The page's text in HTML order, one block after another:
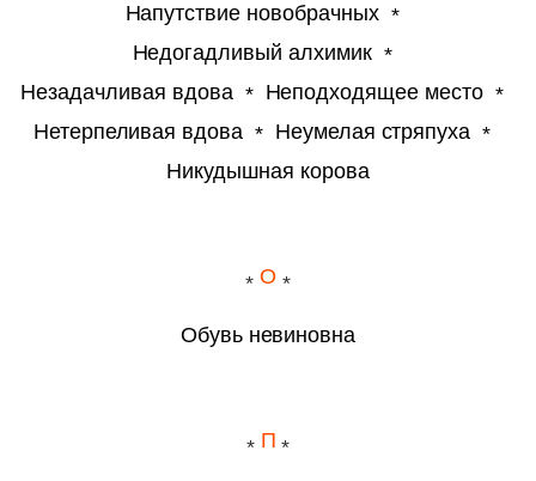
Напутствие новобрачных
Недогадливый алхимик
Незадачливая вдова
Неподходящее место
Нетерпеливая вдова
Неумелая стряпуха
Никудышная корова
О
Обувь невиновна
П